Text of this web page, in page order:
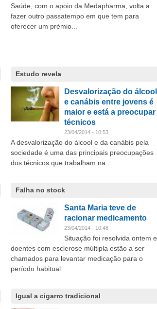
Saúde, com o apoio da Medapharma, volta a
fazer outro passatempo em que tem para
oferecer um prémio...
Estudo revela
Desvalorização do álcool
e canábis entre jovens é
maior e está a preocupar
técnicos
23/04/2014 - 10:53
A desvalorização do álcool e da canábis pela
sociedade é uma das principais preocupações
dos técnicos que trabalham na...
Falha no stock
Santa Maria teve de
racionar medicamento
23/04/2014 - 10:48
Situação foi resolvida ontem e
doentes com esclerose múltipla estão a ser
chamados para levantar medicação para o
período habitual
Igual a cigarro tradicional